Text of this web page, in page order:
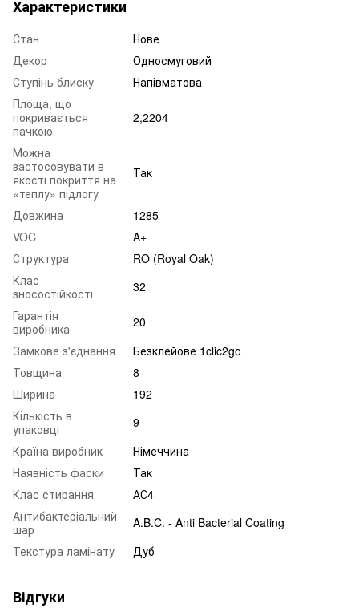
Характеристики
Стан
Нове
Декор
Односмуговий
Ступінь блиску
Напівматова
Площа, що
покривається
пачкою
2,2204
Можна
застосовувати в
якості покриття на
«теплу» підлогу
Так
Довжина
1285
VOC
A+
Структура
RO (Royal Oak)
Клас
зносостійкості
32
Гарантія
виробника
20
Замкове з'єднання
Безклейове 1clic2go
Товщина
8
Ширина
192
Кількість в
упаковці
9
Країна виробник
Німеччина
Наявність фаски
Так
Клас стирання
АС4
Антибактеріальний
шар
A.B.C. - Anti Bacterial Coating
Текстура ламінату
Дуб
Відгуки